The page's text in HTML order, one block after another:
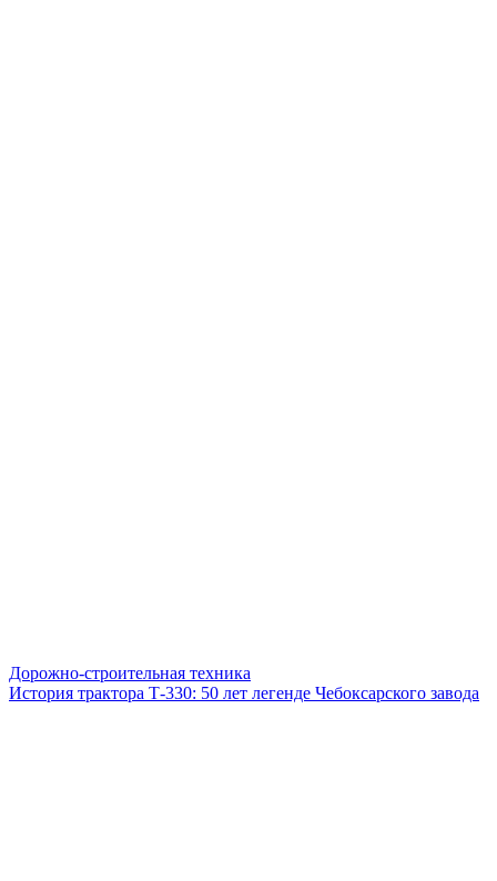
Дорожно-строительная техника
История трактора Т-330: 50 лет легенде Чебоксарского завода